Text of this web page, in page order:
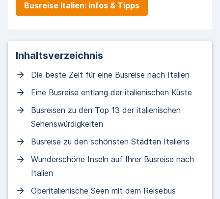
Busreise Italien: Infos & Tipps
Inhaltsverzeichnis
Die beste Zeit für eine Busreise nach Italien
Eine Busreise entlang der italienischen Küste
Busreisen zu den Top 13 der italienischen
Sehenswürdigkeiten
Busreise zu den schönsten Städten Italiens
Wunderschöne Inseln auf Ihrer Busreise nach
Italien
Oberitalienische Seen mit dem Reisebus